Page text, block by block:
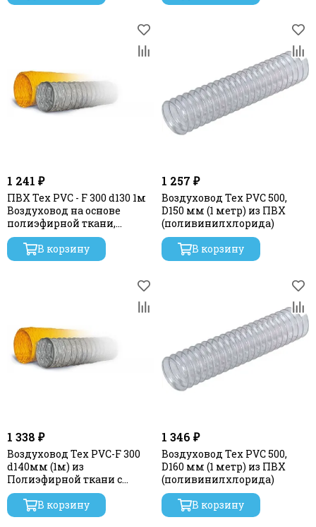
1 241 ₽
ПВХ Tex PVC - F 300 d130 1м
Воздуховод на основе
полиэфирной ткани,
пропитанной
В корзину
1 257 ₽
Воздуховод Tex PVC 500,
D150 мм (1 метр) из ПВХ
(поливинилхлорида)
В корзину
1 338 ₽
Воздуховод Tex PVC-F 300
d140мм (1м) из
Полиэфирной ткани с
пропиткой ПВХ
В корзину
1 346 ₽
Воздуховод Tex PVC 500,
D160 мм (1 метр) из ПВХ
(поливинилхлорида)
В корзину